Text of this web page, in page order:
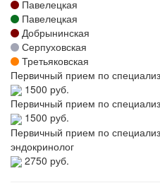
Павелецкая
Павелецкая
Добрынинская
Серпуховская
Третьяковская
Первичный прием по
1500 руб.
Первичный прием по
1500 руб.
Первичный прием по
эндокринолог
2750 руб.